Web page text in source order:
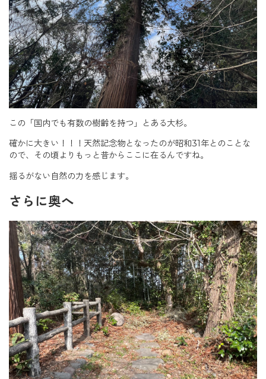
この「国内でも有数の樹齢を持つ」とある大杉。
確かに大きい！！！天然記念物となったのが昭和31年とのことな
ので、その頃よりもっと昔からここに在るんですね。
揺るがない自然の力を感じます。
さらに奥へ